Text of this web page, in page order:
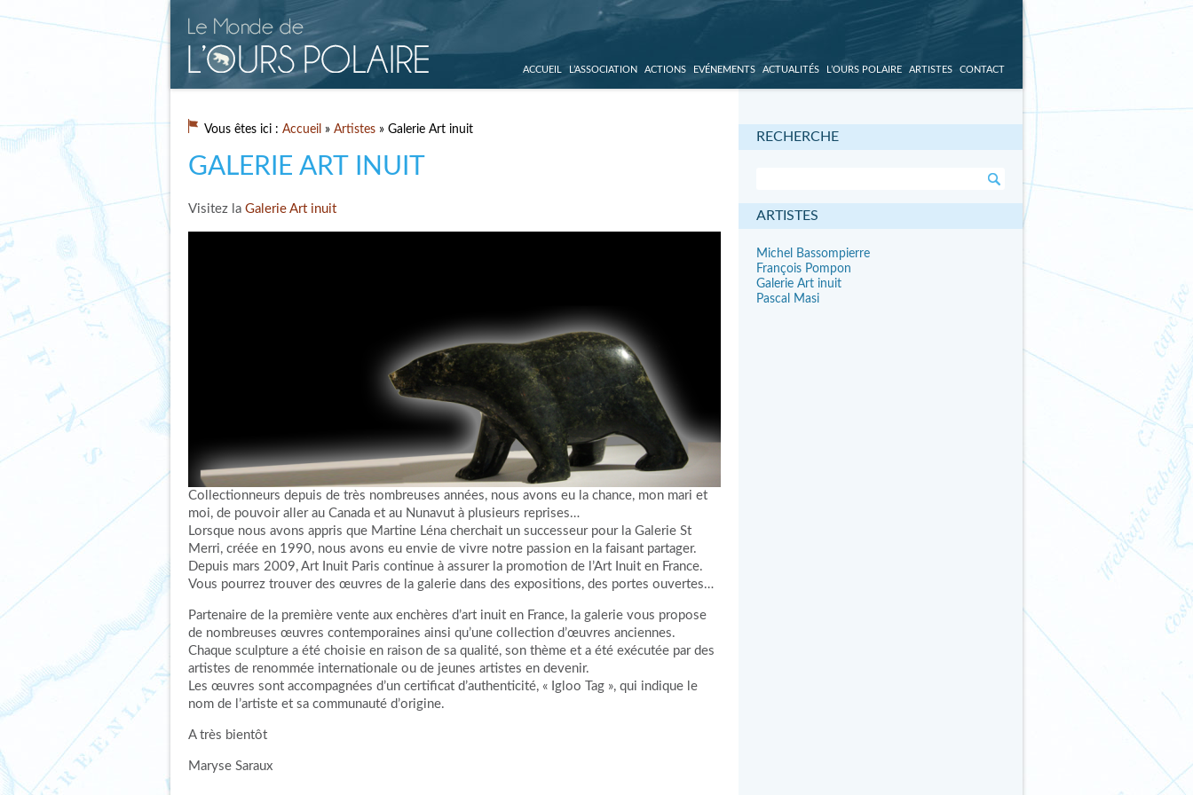
ACCUEIL L’ASSOCIATION ACTIONS EVÉNEMENTS ACTUALITÉS L’OURS POLAIRE ARTISTES CONTACT
Vous êtes ici : Accueil » Artistes » Galerie Art inuit
GALERIE ART INUIT
Visitez la Galerie Art inuit
Collectionneurs depuis de très nombreuses années, nous avons eu la chance, mon mari et
moi, de pouvoir aller au Canada et au Nunavut à plusieurs reprises…
Lorsque nous avons appris que Martine Léna cherchait un successeur pour la Galerie St
Merri, créée en 1990, nous avons eu envie de vivre notre passion en la faisant partager.
Depuis mars 2009, Art Inuit Paris continue à assurer la promotion de l’Art Inuit en France.
Vous pourrez trouver des œuvres de la galerie dans des expositions, des portes ouvertes…
Partenaire de la première vente aux enchères d’art inuit en France, la galerie vous propose
de nombreuses œuvres contemporaines ainsi qu’une collection d’œuvres anciennes.
Chaque sculpture a été choisie en raison de sa qualité, son thème et a été exécutée par des
artistes de renommée internationale ou de jeunes artistes en devenir.
Les œuvres sont accompagnées d’un certificat d’authenticité, « Igloo Tag », qui indique le
nom de l’artiste et sa communauté d’origine.
A très bientôt
Maryse Saraux
RECHERCHE
ARTISTES
Michel Bassompierre
François Pompon
Galerie Art inuit
Pascal Masi